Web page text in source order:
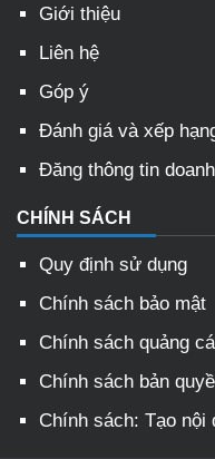
Giới thiệu
Liên hệ
Góp ý
Đánh giá và xếp
Đăng thông tin
CHÍNH SÁCH
Quy định sử dụng
Chính sách bảo mật
Chính sách quảng
Chính sách bản
Chính sách: Tạo nội